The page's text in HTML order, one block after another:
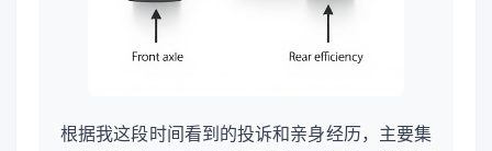
根据我这段时间看到的投诉和亲身经历，主要集